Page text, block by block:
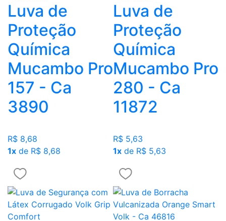
Luva de
Proteção
Química
Mucambo Pro
157 - Ca
3890
R$ 8,68
1x de R$ 8,68
Luva de
Proteção
Química
Mucambo Pro
280 - Ca
11872
R$ 5,63
1x de R$ 5,63